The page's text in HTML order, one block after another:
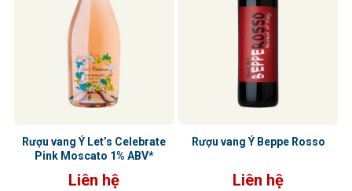
Rượu vang Ý Let’s Celebrate
Pink Moscato 1% ABV*
Liên hệ
Rượu vang Ý Beppe Rosso
Liên hệ